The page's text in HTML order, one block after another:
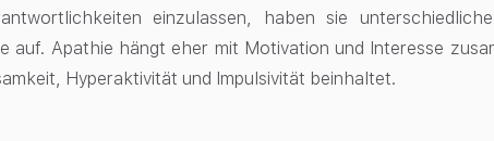
einzulassen, haben sie
auf. Apathie hängt eher mit Motivation und Interesse
Hyperaktivität und Impulsivität beinhaltet.